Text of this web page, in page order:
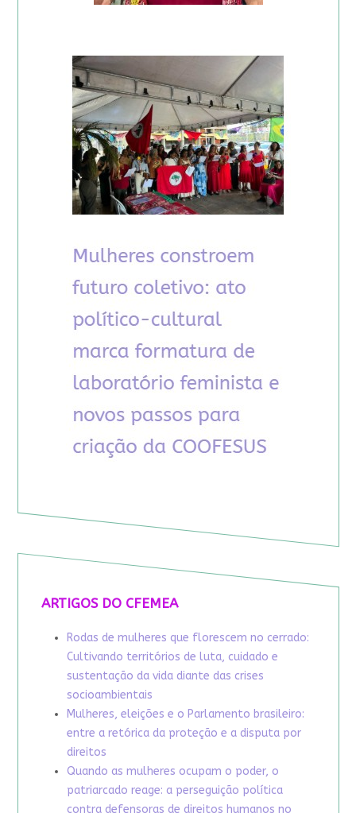
ARTIGOS DO CFEMEA
Rodas de mulheres que florescem no cerrado:
Cultivando territórios de luta, cuidado e
sustentação da vida diante das crises
socioambientais
Mulheres, eleições e o Parlamento brasileiro:
entre a retórica da proteção e a disputa por
direitos
Quando as mulheres ocupam o poder, o
patriarcado reage: a perseguição política
contra defensoras de direitos humanos no